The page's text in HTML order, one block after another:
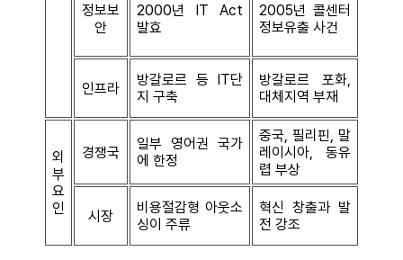
정보보
안
2000년 IT Act
발효
2005년 콜센터
정보유출 사건
인프라
방갈로르 등 IT단
지 구축
방갈로르 포화,
대체지역 부재
외
부
요
인
경쟁국
일부 영어권 국가
에 한정
중국, 필리핀, 말
레이시아, 동유
렵 부상
시장
비용절감형 아웃소
싱이 주류
혁신 창출과 발
전 강조